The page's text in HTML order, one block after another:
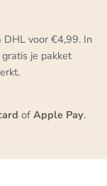
DHL voor €4,99. In
gratis je pakket
of Apple Pay.